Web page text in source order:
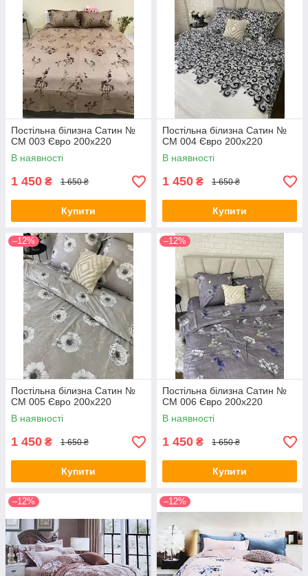
Постільна білизна Сатин №
СМ 003 Євро 200х220
В наявності
1 450 ₴ 1 650 ₴
Купити
Постільна білизна Сатин №
СМ 004 Євро 200х220
В наявності
1 450 ₴ 1 650 ₴
Купити
–12%
Постільна білизна Сатин №
СМ 005 Євро 200х220
В наявності
1 450 ₴ 1 650 ₴
Купити
–12%
Постільна білизна Сатин №
СМ 006 Євро 200х220
В наявності
1 450 ₴ 1 650 ₴
Купити
–12% –12%